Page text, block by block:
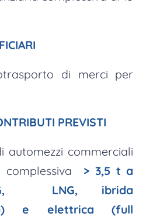
di merci per
PREVISTI
automezzi commerciali
> 3,5 t a
LNG, ibrida
e elettrica (full